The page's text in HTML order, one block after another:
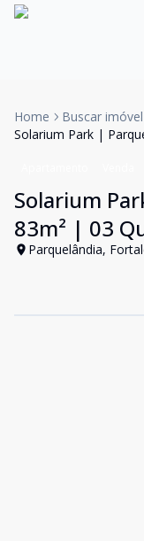
Home
Buscar imóvel
Solarium Park |
Solarium
83m² | 03
Parquelândia,